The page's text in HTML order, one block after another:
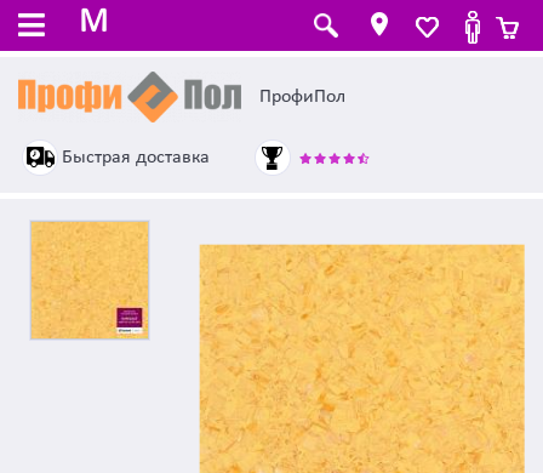
M
ПрофиПол
Быстрая доставка